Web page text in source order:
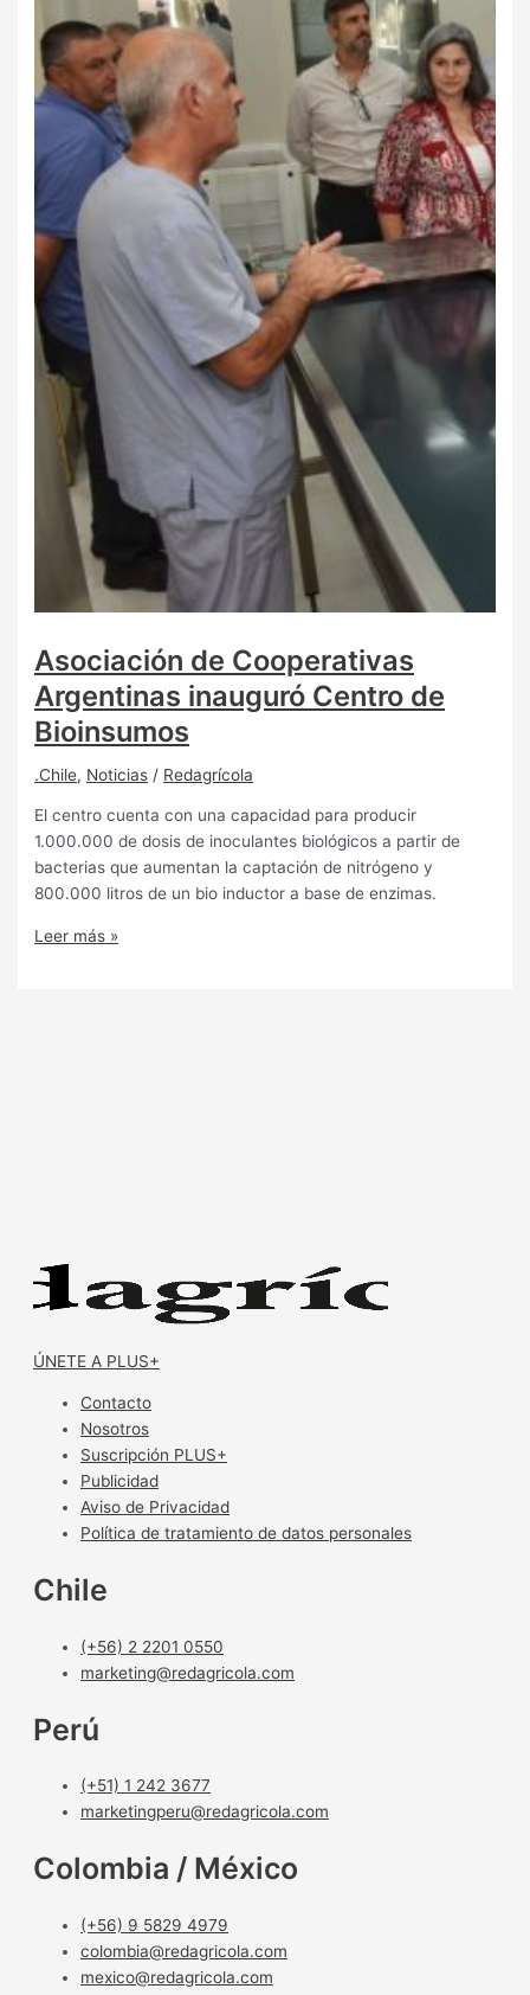
Asociación de Cooperativas
Argentinas inauguró Centro de
Bioinsumos
.Chile, Noticias / Redagrícola
El centro cuenta con una capacidad para producir
1.000.000 de dosis de inoculantes biológicos a partir de
bacterias que aumentan la captación de nitrógeno y
800.000 litros de un bio inductor a base de enzimas.
Leer más »
ÚNETE A PLUS+
Contacto
Nosotros
Suscripción PLUS+
Publicidad
Aviso de Privacidad
Política de tratamiento de datos personales
Chile
(+56) 2 2201 0550
marketing@redagricola.com
Perú
(+51) 1 242 3677
marketingperu@redagricola.com
Colombia / México
(+56) 9 5829 4979
colombia@redagricola.com
mexico@redagricola.com